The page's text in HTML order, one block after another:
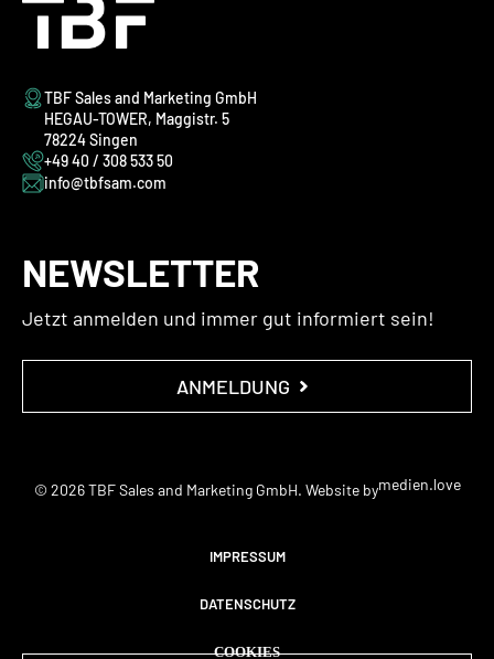
TBF Sales and Marketing GmbH
HEGAU-TOWER, Maggistr. 5
78224 Singen
+49 40 / 308 533 50
info@tbfsam.com
NEWSLETTER
Jetzt anmelden und immer gut informiert sein!
ANMELDUNG
© 2026 TBF Sales and Marketing GmbH. Website bymedien.love
IMPRESSUM
DATENSCHUTZ
COOKIES